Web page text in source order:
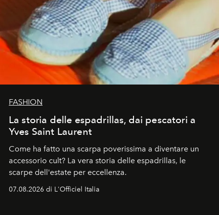
FASHION
La storia delle espadrillas, dai pescatori a
Yves Saint Laurent
Come ha fatto una scarpa poverissima a diventare un
accessorio cult? La vera storia delle espadrillas, le
scarpe dell'estate per eccellenza.
07.08.2026 di L'Officiel Italia